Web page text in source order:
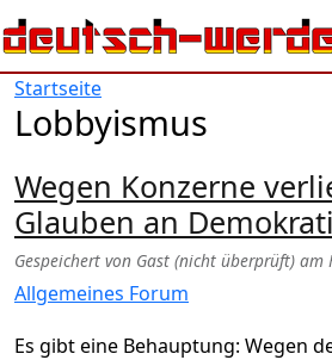
Direkt zum Inhalt
Startseite
Lobbyismus
Wegen Konzerne
Glauben an
Gespeichert von Gast (nicht überprüft) am
Allgemeines Forum
Es gibt eine Behauptung: Wegen